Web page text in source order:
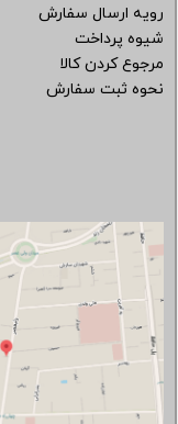
رویه ارسال سفارش
شیوه پرداخت
مرجوع کردن کالا
نحوه ثبت سفارش